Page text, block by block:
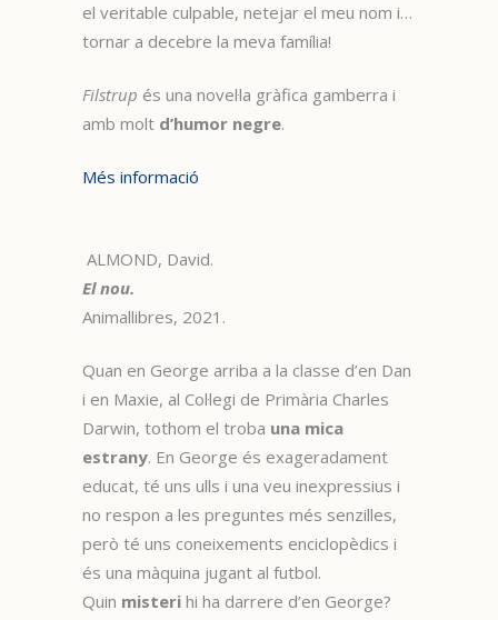
el veritable culpable, netejar el meu nom i…
tornar a decebre la meva família!
Filstrup és una novel·la gràfica gamberra i
amb molt d’humor negre.
Més informació
ALMOND, David.
El nou.
Animallibres, 2021.
Quan en George arriba a la classe d’en Dan
i en Maxie, al Col·legi de Primària Charles
Darwin, tothom el troba una mica
estrany. En George és exageradament
educat, té uns ulls i una veu inexpressius i
no respon a les preguntes més senzilles,
però té uns coneixements enciclopèdics i
és una màquina jugant al futbol.
Quin misteri hi ha darrere d’en George?